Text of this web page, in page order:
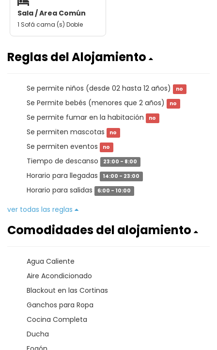
Sala / Area Común
1 Sofá cama (s) Doble
Reglas del Alojamiento
Se permite niños (desde 02 hasta 12 años) no
Se Permite bebés (menores que 2 años) no
Se permite fumar en la habitación no
Se permiten mascotas no
Se permiten eventos no
Tiempo de descanso 23:00 - 8:00
Horario para llegadas 14:00 - 23:00
Horario para salidas 6:00 - 10:00
ver todas las reglas
Comodidades del alojamiento
Agua Caliente
Aire Acondicionado
Blackout en las Cortinas
Ganchos para Ropa
Cocina Completa
Ducha